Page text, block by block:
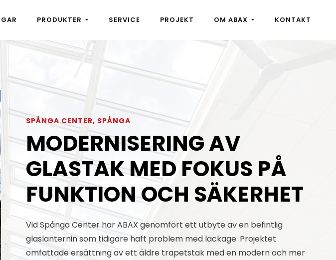
PRODUKTER SERVICE PROJEKT OM ABAX KONTAKT
SPÅNGA CENTER, SPÅNGA
MODERNISERING AV
GLASTAK MED FOKUS PÅ
FUNKTION OCH SÄKERHET
Vid Spånga Center har ABAX genomfört ett utbyte av en befintlig
glaslanternin som tidigare haft problem med läckage. Projektet
omfattade ersättning av ett äldre trapetstak med en modern och mer